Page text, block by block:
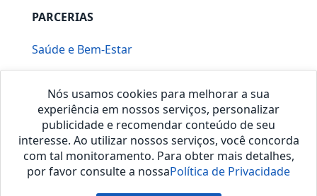
PARCERIAS
Saúde e Bem-Estar
Nós usamos cookies para melhorar a sua
experiência em nossos serviços, personalizar
publicidade e recomendar conteúdo de seu
interesse. Ao utilizar nossos serviços, você concorda
com tal monitoramento. Para obter mais detalhes,
por favor consulte a nossaPolítica de Privacidade